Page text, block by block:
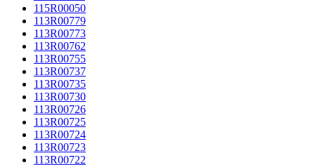
115R00050
113R00779
113R00773
113R00762
113R00755
113R00737
113R00735
113R00730
113R00726
113R00725
113R00724
113R00723
113R00722